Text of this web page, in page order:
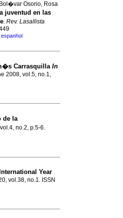
Osorio, Rosa
juventud en las
. Rev. Lasallista
Carrasquilla In
2008, vol.5, no.1,
de la
no.2, p.5-6.
Year
vol.38, no.1. ISSN